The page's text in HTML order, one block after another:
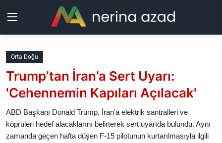
Kurdistan
Bölgeler
Güncel
Orta Doğu
Trump’tan İran’a Sert Uyarı:
'Cehennemin Kapıları Açılacak'
ABD Başkanı Donald Trump, İran’a elektrik santralleri ve
köprüleri hedef alacaklarını belirterek sert uyarıda bulundu. Aynı
zamanda geçen hafta düşen F-15 pilotunun kurtarılmasıyla ilgili